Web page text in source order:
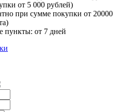
от 5 000 рублей)
при сумме покупки от 20000
пункты: от 7 дней